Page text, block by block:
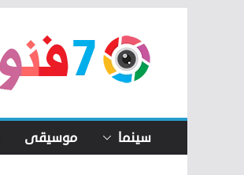
content
سينما موسيقى